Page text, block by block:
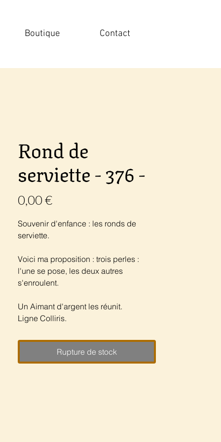
Boutique Contact
Rond de
serviette - 376 -
0,00 €Prix
Souvenir d'enfance : les ronds de
serviette.
Voici ma proposition : trois perles :
l'une se pose, les deux autres
s'enroulent.
Un Aimant d'argent les réunit.
Ligne Colliris.
Rupture de stock